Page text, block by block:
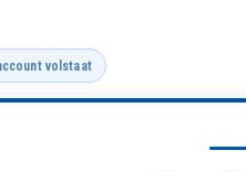
volstaat